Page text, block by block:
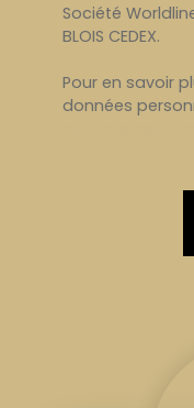
Société
BLOIS CEDEX.
Pour en savoir
données